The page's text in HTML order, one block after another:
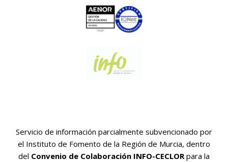
Servicio de información parcialmente subvencionado por
el Instituto de Fomento de la Región de Murcia, dentro
del Convenio de Colaboración INFO-CECLOR para la